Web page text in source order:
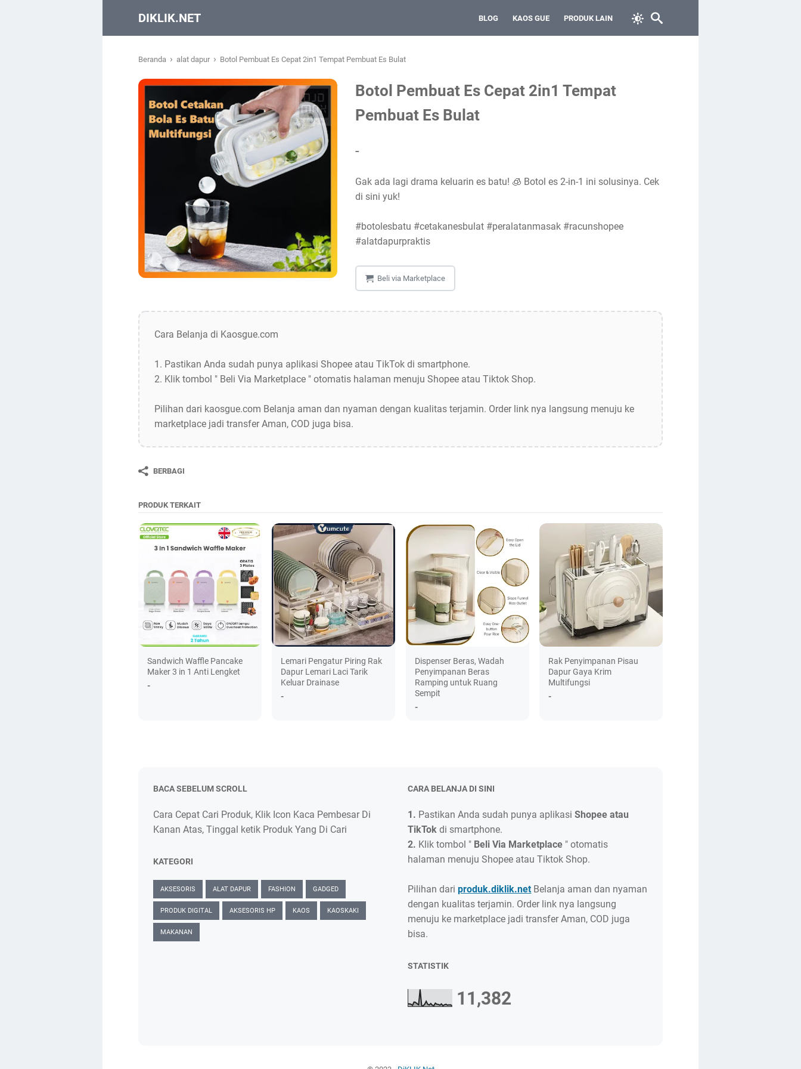
DIKLIK.NET BLOG KAOS GUE PRODUK LAIN
Beranda › alat dapur › Botol Pembuat Es Cepat 2in1 Tempat Pembuat Es Bulat
Botol Pembuat Es Cepat 2in1 Tempat
Pembuat Es Bulat
-
Gak ada lagi drama keluarin es batu! 🧊 Botol es 2-in-1 ini solusinya. Cek
di sini yuk!
#botolesbatu #cetakanesbulat #peralatanmasak #racunshopee
#alatdapurpraktis
Beli via Marketplace
Cara Belanja di Kaosgue.com
1. Pastikan Anda sudah punya aplikasi Shopee atau TikTok di smartphone.
2. Klik tombol " Beli Via Marketplace " otomatis halaman menuju Shopee atau Tiktok Shop.
Pilihan dari kaosgue.com Belanja aman dan nyaman dengan kualitas terjamin. Order link nya langsung menuju ke
marketplace jadi transfer Aman, COD juga bisa.
BERBAGI
PRODUK TERKAIT
Sandwich Waffle Pancake
Maker 3 in 1 Anti Lengket
-
Lemari Pengatur Piring Rak
Dapur Lemari Laci Tarik
Keluar Drainase
-
Dispenser Beras, Wadah
Penyimpanan Beras
Ramping untuk Ruang
Sempit
-
Rak Penyimpanan Pisau
Dapur Gaya Krim
Multifungsi
-
BACA SEBELUM SCROLL
Cara Cepat Cari Produk, Klik Icon Kaca Pembesar Di
Kanan Atas, Tinggal ketik Produk Yang Di Cari
KATEGORI
AKSESORIS ALAT DAPUR FASHION GADGED
PRODUK DIGITAL AKSESORIS HP KAOS KAOSKAKI
MAKANAN
CARA BELANJA DI SINI
1. Pastikan Anda sudah punya aplikasiShopee atau
TikTok di smartphone.
2. Klik tombol " Beli Via Marketplace " otomatis
halaman menuju Shopee atau Tiktok Shop.
Pilihan dariproduk.diklik.netBelanja aman dan nyaman
dengan kualitas terjamin. Order link nya langsung
menuju ke marketplace jadi transfer Aman, COD juga
bisa.
STATISTIK
11,382